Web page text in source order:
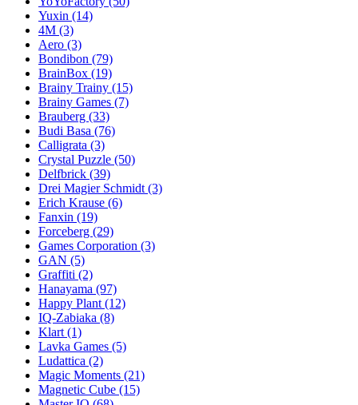
Yuxin (14)
4M (3)
Aero (3)
Bondibon (79)
BrainBox (19)
Brainy Trainy (15)
Brainy Games (7)
Brauberg (33)
Budi Basa (76)
Calligrata (3)
Crystal Puzzle (50)
Delfbrick (39)
Drei Magier Schmidt (3)
Erich Krause (6)
Fanxin (19)
Forceberg (29)
Games Corporation (3)
GAN (5)
Graffiti (2)
Hanayama (97)
Happy Plant (12)
IQ-Zabiaka (8)
Klart (1)
Lavka Games (5)
Ludattica (2)
Magic Moments (21)
Magnetic Cube (15)